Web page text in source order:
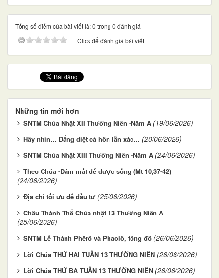
Tổng số điểm của bài viết là: 0 trong 0 đánh giá
Click để đánh giá bài viết
Những tin mới hơn
SNTM Chúa Nhật XII Thường Niên -Năm A (19/06/2026)
Hãy nhìn… Đấng diệt cả hồn lẫn xác… (20/06/2026)
SNTM Chúa Nhật XIII Thường Niên -Năm A (24/06/2026)
Theo Chúa -Dám mất để được sống (Mt 10,37-42)
(24/06/2026)
Địa chỉ tối ưu để đầu tư (25/06/2026)
Chầu Thánh Thể Chúa nhật 13 Thường Niên A
(25/06/2026)
SNTM Lễ Thánh Phêrô và Phaolô, tông đồ (26/06/2026)
Lời Chúa THỨ HAI TUẦN 13 THƯỜNG NIÊN (26/06/2026)
Lời Chúa THỨ BA TUẦN 13 THƯỜNG NIÊN (26/06/2026)